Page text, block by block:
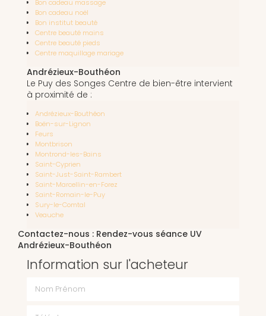
Bon cadeau massage
Bon cadeau noël
Bon institut beauté
Centre beauté mains
Centre beauté pieds
Centre maquillage mariage
Andrézieux-Bouthéon
Le Puy des Songes Centre de bien-être intervient
à proximité de :
Andrézieux-Bouthéon
Boën-sur-Lignon
Feurs
Montbrison
Montrond-les-Bains
Saint-Cyprien
Saint-Just-Saint-Rambert
Saint-Marcellin-en-Forez
Saint-Romain-le-Puy
Sury-le-Comtal
Veauche
Contactez-nous : Rendez-vous séance UV
Andrézieux-Bouthéon
Information sur l'acheteur